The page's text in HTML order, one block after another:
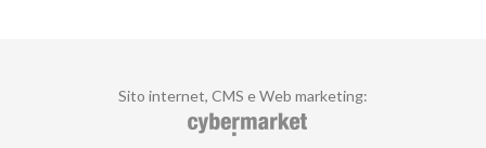
Sito internet, CMS e Web marketing: